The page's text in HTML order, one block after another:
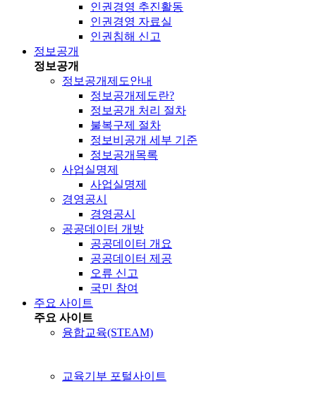
인권경영 추진활동
인권경영 자료실
인권침해 신고
정보공개
정보공개
정보공개제도안내
정보공개제도란?
정보공개 처리 절차
불복구제 절차
정보비공개 세부 기준
정보공개목록
사업실명제
사업실명제
경영공시
경영공시
공공데이터 개방
공공데이터 개요
공공데이터 제공
오류 신고
국민 참여
주요 사이트
주요 사이트
융합교육(STEAM)
교육기부 포털사이트